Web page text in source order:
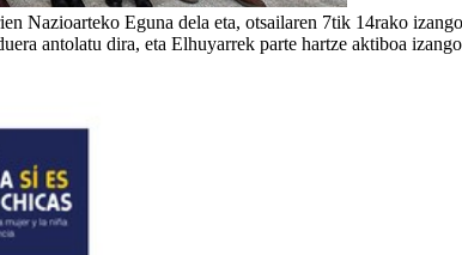
Nazioarteko Eguna dela eta, otsailaren 7tik 14rako
antolatu dira, eta Elhuyarrek parte hartze aktiboa